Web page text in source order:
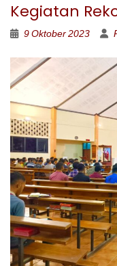
Kegiatan
9 Oktober 2023